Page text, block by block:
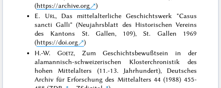
(https://archive.org
)
E. Url, Das mittelalterliche Geschichtswerk "Casus
sancti Galli" (Neujahrsblatt des Historischen Vereins
des Kantons St. Gallen, 109), St. Gallen 1969
(https://doi.org
)
H.-W.Goetz, Zum Geschichtsbewußtsein in der
alamannisch-schweizerischen Klosterchronistik des
hohen Mittelalters (11.-13. Jahrhundert), Deutsches
Archiv für Erforschung des Mittelalters 44 (1988) 455-